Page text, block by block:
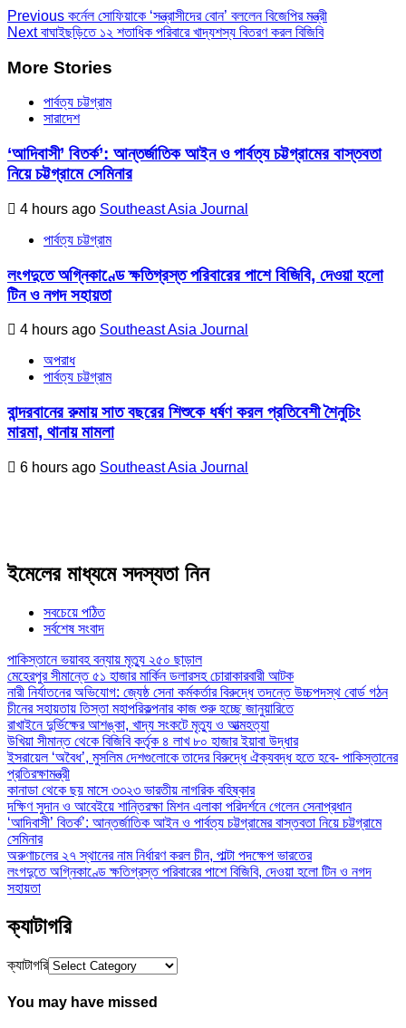
Previous কর্নেল সোফিয়াকে ‘সন্ত্রাসীদের বোন’ বললেন বিজেপির মন্ত্রী
Nextবাঘাইছড়িতে ১২ শতাধিক পরিবারে খাদ্যশস্য বিতরণ করল বিজিবি
More Stories
পার্বত্য চট্টগ্রাম
সারাদেশ
‘আদিবাসী’ বিতর্ক’: আন্তর্জাতিক আইন ও পার্বত্য চট্টগ্রামের বাস্তবতা
নিয়ে চট্টগ্রামে সেমিনার
4 hours ago Southeast Asia Journal
পার্বত্য চট্টগ্রাম
লংগদুতে অগ্নিকাণ্ডে ক্ষতিগ্রস্ত পরিবারের পাশে বিজিবি, দেওয়া হলো
টিন ও নগদ সহায়তা
4 hours ago Southeast Asia Journal
অপরাধ
পার্বত্য চট্টগ্রাম
বান্দরবানের রুমায় সাত বছরের শিশুকে ধর্ষণ করল প্রতিবেশী শৈনুচিং
মারমা, থানায় মামলা
6 hours ago Southeast Asia Journal
ইমেলের মাধ্যমে সদস্যতা নিন
সবচেয়ে পঠিত
সর্বশেষ সংবাদ
পাকিস্তানে ভয়াবহ বন্যায় মৃত্যু ২৫০ ছাড়াল
মেহেরপুর সীমান্তে ৫১ হাজার মার্কিন ডলারসহ চোরাকারবারী আটক
নারী নির্যাতনের অভিযোগ: জ্যেষ্ঠ সেনা কর্মকর্তার বিরুদ্ধে তদন্তে উচ্চপদস্থ বোর্ড গঠন
চীনের সহায়তায় তিস্তা মহাপরিকল্পনার কাজ শুরু হচ্ছে জানুয়ারিতে
রাখাইনে দুর্ভিক্ষের আশঙ্কা, খাদ্য সংকটে মৃত্যু ও আত্মহত্যা
উখিয়া সীমান্ত থেকে বিজিবি কর্তৃক ৪ লাখ ৮০ হাজার ইয়াবা উদ্ধার
ইসরায়েল ‘অবৈধ’, মুসলিম দেশগুলোকে তাদের বিরুদ্ধে ঐক্যবদ্ধ হতে হবে- পাকিস্তানের
প্রতিরক্ষামন্ত্রী
কানাডা থেকে ছয় মাসে ৩৩২৩ ভারতীয় নাগরিক বহিষ্কার
দক্ষিণ সুদান ও আবেইয়ে শান্তিরক্ষা মিশন এলাকা পরিদর্শনে গেলেন সেনাপ্রধান
‘আদিবাসী’ বিতর্ক’: আন্তর্জাতিক আইন ও পার্বত্য চট্টগ্রামের বাস্তবতা নিয়ে চট্টগ্রামে
সেমিনার
অরুণাচলের ২৭ স্থানের নাম নির্ধারণ করল চীন, পাল্টা পদক্ষেপ ভারতের
লংগদুতে অগ্নিকাণ্ডে ক্ষতিগ্রস্ত পরিবারের পাশে বিজিবি, দেওয়া হলো টিন ও নগদ
সহায়তা
ক্যাটাগরি
ক্যাটাগরি
You may have missed